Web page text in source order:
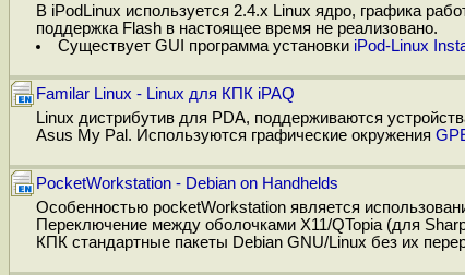
В iPodLinux используется 2.4.x Linux ядро, графика
поддержка Flash в настоящее время не реализовано.
Существует GUI программа установки iPod-Linux
Familar Linux - Linux для КПК iPAQ
Linux дистрибутив для PDA, поддерживаются
Asus My Pal. Используются графические окружения
PocketWorkstation - Debian on Handhelds
Особенностью pocketWorkstation является
Переключение между оболочками X11/QTopia (для
КПК стандартные пакеты Debian GNU/Linux без их